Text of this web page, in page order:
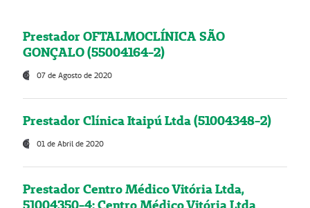
Prestador OFTALMOCLÍNICA SÃO
GONÇALO (55004164-2)
07 de Agosto de 2020
Prestador Clínica Itaipú Ltda (51004348-2)
01 de Abril de 2020
Prestador Centro Médico Vitória Ltda,
51004350-4: Centro Médico Vitória Ltda